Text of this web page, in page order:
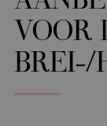
VOOR
BREI-/